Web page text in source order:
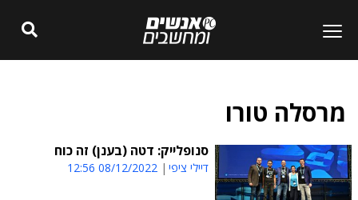
מרסלה טורו
סנופלייק: דטה (בענן) זה כוח
דיילי ציפי 08/12/2022 12:56